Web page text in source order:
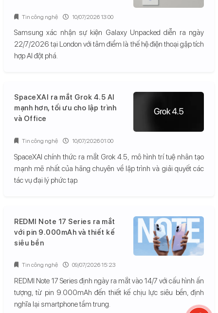
Samsung xác nhận sự kiện Galaxy Unpacked diễn ra ngày
22/7/2026 tại London với tâm điểm là thế hệ điện thoại gập tích
hợp AI đột phá.
Tin công nghệ 10/07/2026 13:00
SpaceXAI ra mắt Grok 4.5 AI
mạnh hơn, tối ưu cho lập trình
và Office
SpaceXAI chính thức ra mắt Grok 4.5, mô hình trí tuệ nhân tạo
mạnh mẽ nhất của hãng chuyên về lập trình và giải quyết các
tác vụ đại lý phức tạp.
Tin công nghệ 10/07/2026 01:00
REDMI Note 17 Series ra mắt
với pin 9.000mAh và thiết kế
siêu bền
REDMI Note 17 Series định ngày ra mắt vào 14/7 với cấu hình ấn
tượng, từ pin 9.000mAh đến thiết kế chịu lực siêu bền, định
nghĩa lại smartphone tầm trung.
Tin công nghệ 09/07/2026 15:23